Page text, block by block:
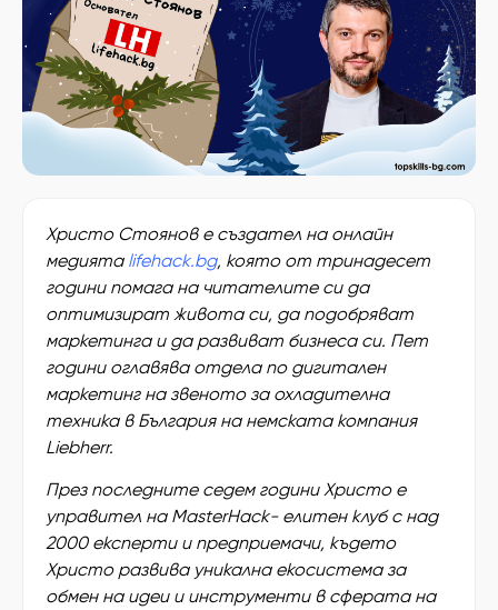
Христо Стоянов е създател на онлайн
медиятаlifehack.bg, която от тринадесет
години помага на читателите си да
оптимизират живота си, да подобряват
маркетинга и да развиват бизнеса си. Пет
години оглавява отдела по дигитален
маркетинг на звеното за охладителна
техника в България на немската компания
Liebherr.
През последните седем години Христо е
управител на MasterHack- елитен клуб с над
2000 експерти и предприемачи, където
Христо развива уникална екосистема за
обмен на идеи и инструменти в сферата на